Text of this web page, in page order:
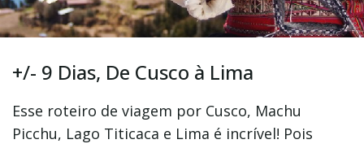
+/- 9 Dias, De Cusco à Lima
Esse roteiro de viagem por Cusco, Machu
Picchu, Lago Titicaca e Lima é incrível! Pois